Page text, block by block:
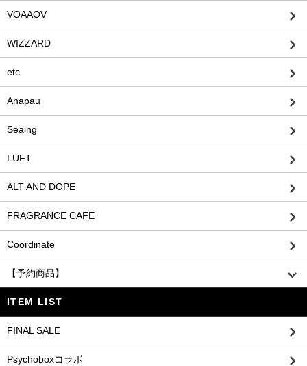
VOAAOV
WIZZARD
etc.
Anapau
Seaing
LUFT
ALT AND DOPE
FRAGRANCE CAFE
Coordinate
【予約商品】
ITEM LIST
FINAL SALE
Psychoboxコラボ